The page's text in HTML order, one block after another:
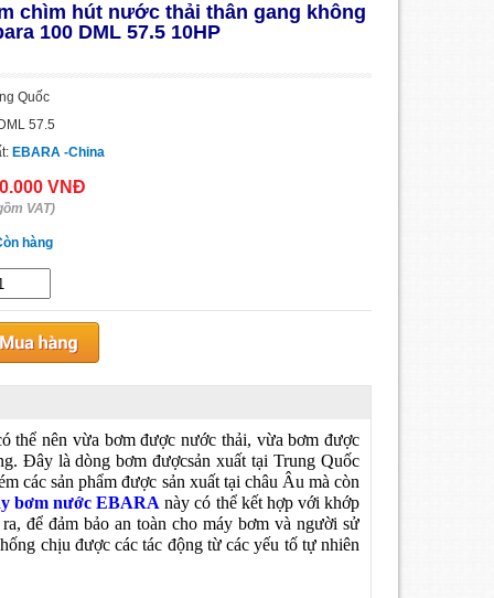
chìm hút nước thải thân gang không
100 DML 57.5 10HP
Quốc
57.5
EBARA -China
VNĐ
VAT)
hàng
thể nên vừa bơm được nước thải, vừa bơm được
Đây là dòng bơm đượcsản xuất tại Trung Quốc
các sản phẩm được sản xuất tại châu Âu mà còn
bơm nước EBARA này có thể kết hợp với khớp
để đảm bảo an toàn cho máy bơm và người sử
chịu được các tác động từ các yếu tố tự nhiên